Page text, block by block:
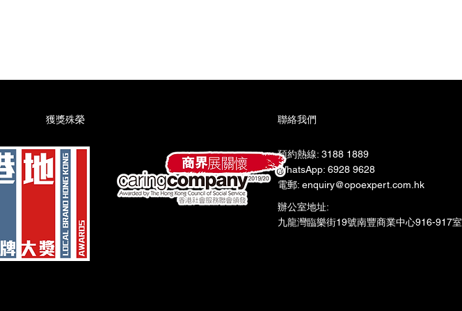
​獲獎殊榮 聯絡我們
預約熱線: 3188 1889
WhatsApp: 6928 9628
電郵: enquiry@opoexpert.com.hk
辦公室地址:
九龍灣臨樂街19號南豐商業中心916-917室